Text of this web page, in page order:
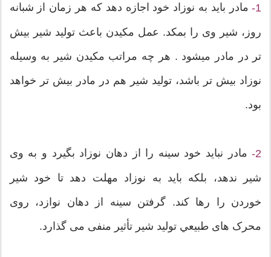
1- مادر باید به نوزاد خود اجازه دهد که هر زمان از شبانه
روز، شیر وی را بمکد. عمل مکيدن باعث تولید شیر بیش
تر در مادر ميشود . هر چه مراتب مکيدن شیر به وسیله
نوزاد بیش تر باشد، تولید شیر هم در مادر بیش تر خواهد
بود.
2- مادر نباید خود سینه را از دهان نوزاد بگیرد و به وی
شیر ندهد، بلکه باید به نوزاد مهلت دهد تا خود شیر
خوردن را رها کند. گرفتن سینه از دهان نوازد، روی
محرک های طبيعي تولید شیر تأثير منفی می گذارد.